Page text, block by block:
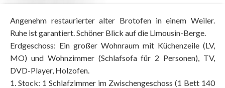
Angenehm restaurierter alter Brotofen in einem Weiler.
Ruhe ist garantiert. Schöner Blick auf die Limousin-Berge.
Erdgeschoss: Ein großer Wohnraum mit Küchenzeile (LV,
MO) und Wohnzimmer (Schlafsofa für 2 Personen), TV,
DVD-Player, Holzofen.
1. Stock: 1 Schlafzimmer im Zwischengeschoss (1 Bett 140